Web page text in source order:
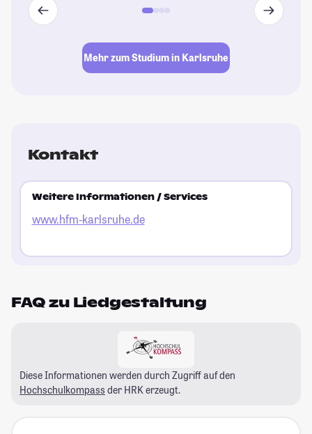
Mehr zum Studium in Karlsruhe
Kontakt
Weitere Informationen / Services
www.hfm-karlsruhe.de
FAQ zu Liedgestaltung
Diese Informationen werden durch Zugriff auf den
Hochschulkompass der HRK erzeugt.